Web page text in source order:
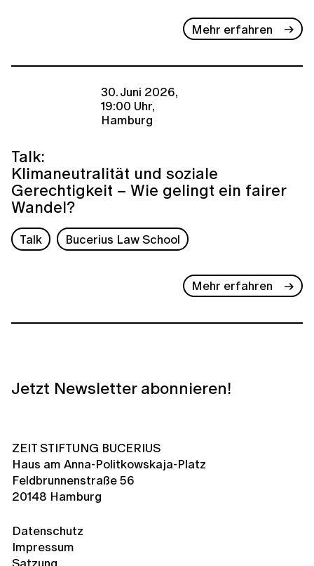
Mehr erfahren
30. Juni 2026,
19:00 Uhr,
Hamburg
Talk:
Klimaneutralität und soziale
Gerechtigkeit – Wie gelingt ein fairer
Wandel?
Talk Bucerius Law School
Mehr erfahren
Jetzt Newsletter abonnieren!
ZEIT STIFTUNG BUCERIUS
Haus am Anna-Politkowskaja-Platz
Feldbrunnenstraße 56
20148 Hamburg
Datenschutz
Impressum